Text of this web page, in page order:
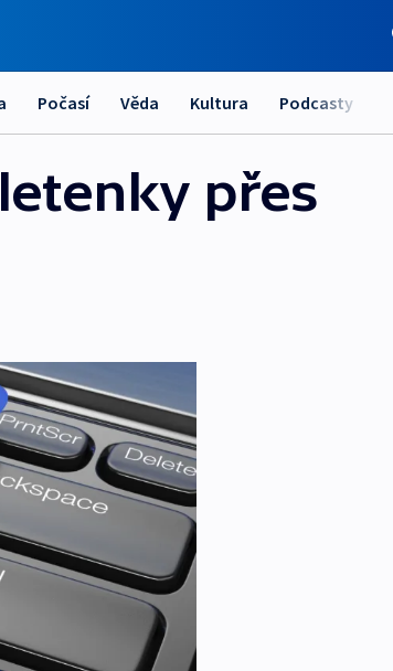
Počasí Věda Kultura Podcasty
přes